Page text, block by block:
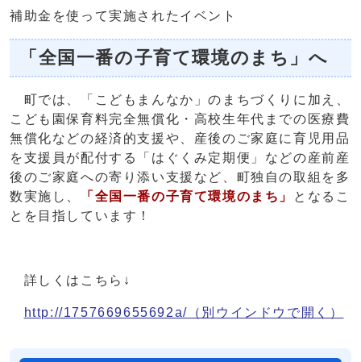
補助金を使って実施されたイベント
「全国一番の子育て環境のまち」へ
町では、「こどもまんなか」のまちづくりに加え、
こども園保育料完全無償化・高校生年代までの医療費
無償化などの経済的支援や、産後のご家庭に育児用品
を支援員が配付する「はぐくみ定期便」などの産前産
後のご家庭への寄り添い支援など、町独自の取組を多
数実施し、
「全国一番の子育て環境のまち」
となるこ
とを目指しています！
詳しくはこちら↓
http://1757669655692a/ （別ウインドウで開く）